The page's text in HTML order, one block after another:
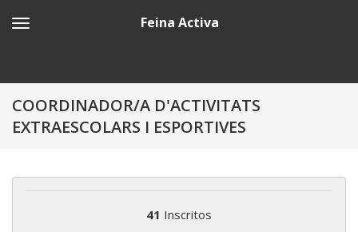
Feina Activa
COORDINADOR/A D'ACTIVITATS
EXTRAESCOLARS I ESPORTIVES
41 Inscritos